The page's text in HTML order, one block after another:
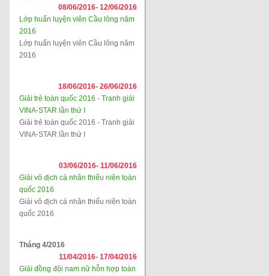
08/06/2016- 12/06/2016
Lớp huấn luyện viên Cầu lông năm
2016
Lớp huấn luyện viên Cầu lông năm
2016
18/06/2016- 26/06/2016
Giải trẻ toàn quốc 2016 - Tranh giải
VINA-STAR lần thứ I
Giải trẻ toàn quốc 2016 - Tranh giải
VINA-STAR lần thứ I
03/06/2016- 11/06/2016
Giải vô địch cá nhân thiếu niên toàn
quốc 2016
Giải vô địch cá nhân thiếu niên toàn
quốc 2016
Tháng 4/2016
11/04/2016- 17/04/2016
Giải đồng đội nam nữ hỗn hợp toàn